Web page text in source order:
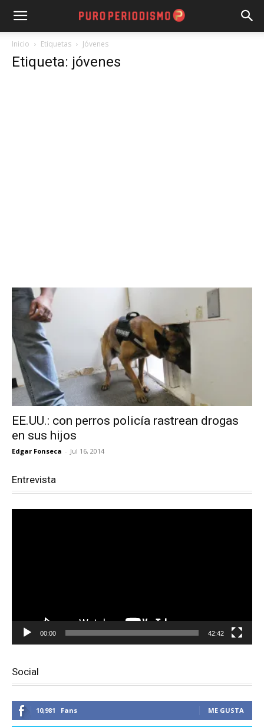
Inicio Etiquetas Jóvenes
Etiqueta: jóvenes
EE.UU.: con perros policía rastrean drogas
en sus hijos
Edgar Fonseca - Jul 16, 2014
Entrevista
00:00 42:42
Social
10,981 Fans ME GUSTA